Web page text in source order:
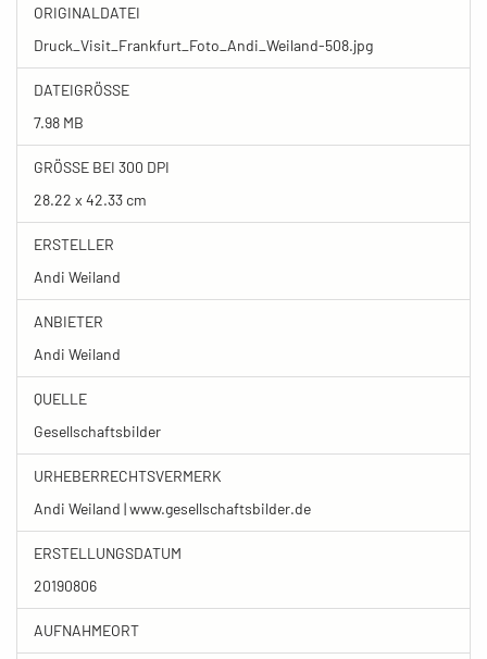
ORIGINALDATEI
Druck_Visit_Frankfurt_Foto_Andi_Weiland-508.jpg
DATEIGRÖSSE
7.98 MB
GRÖSSE BEI 300 DPI
28.22 x 42.33 cm
ERSTELLER
Andi Weiland
ANBIETER
Andi Weiland
QUELLE
Gesellschaftsbilder
URHEBERRECHTSVERMERK
Andi Weiland | www.gesellschaftsbilder.de
ERSTELLUNGSDATUM
20190806
AUFNAHMEORT